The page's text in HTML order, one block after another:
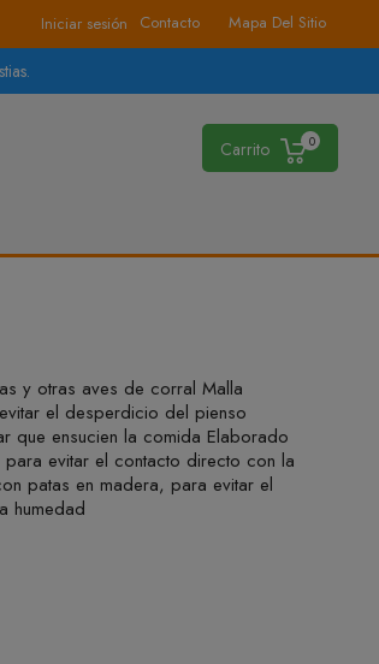
Contacto Mapa Del Sitio
Iniciar sesión
Carrito 0
y otras aves de corral Malla
el desperdicio del pienso
que ensucien la comida Elaborado
evitar el contacto directo con la
patas en madera, para evitar el
humedad